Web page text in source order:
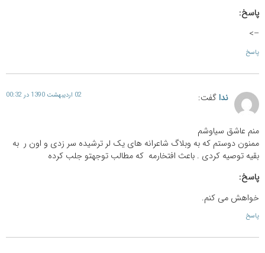
پاسخ:
–>
پاسخ
نداگفت: 02 اردیبهشت 1390 در 00:32
منم عاشق سیاوشم
ممنون دوستم که به وبلاگ شاعرانه های یک لر ترشیده سر زدی و اون ر به
بقیه توصیه کردی . باعث افتخارمه که مطالب توجهتو جلب کرده
پاسخ:
خواهش می کنم.
پاسخ